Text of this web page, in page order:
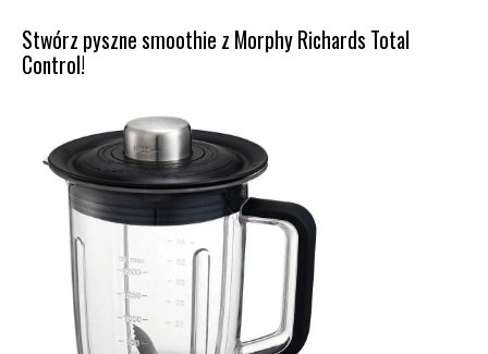
Stwórz pyszne smoothie z Morphy Richards Total
Control!